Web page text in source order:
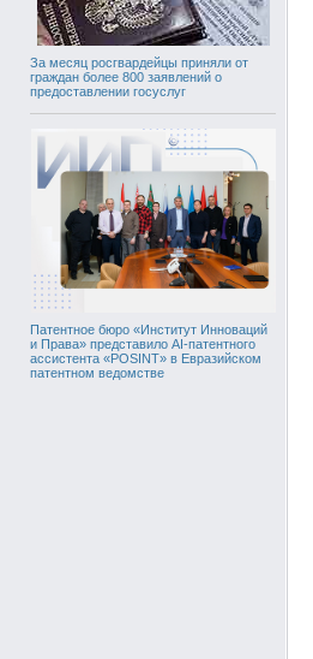
За месяц росгвардейцы приняли от
граждан более 800 заявлений о
предоставлении госуслуг
Патентное бюро «Институт Инноваций
и Права» представило AI-патентного
ассистента «POSINT» в Евразийском
патентном ведомстве